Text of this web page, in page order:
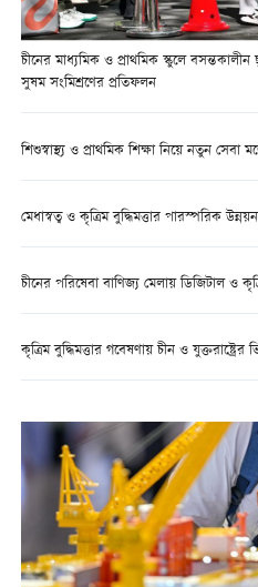
চীনের মাধ্যমিক ও প্রাথমিক স্কুলে বসন্তকালীন
সুষম সংমিশ্রণের প্রতিফলন
শিশুস্বাস্থ্য ও প্রাথমিক শিক্ষা নিয়ে নতুন সেবা
মেধাস্বত্ব ও কৃত্রিম বুদ্ধিমত্তার পারস্পরিক
চীনের পরিষেবা বাণিজ্য মেলায় ডিজিটাল ও
কৃত্রিম বুদ্ধিমত্তার গবেষণায় চীন ও